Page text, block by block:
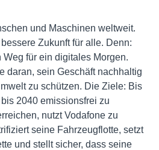
und Maschinen weltweit.
Zukunft für alle. Denn:
für ein digitales Morgen.
daran, sein Geschäft nachhaltig
zu schützen. Die Ziele: Bis
2040 emissionsfrei zu
nutzt Vodafone zu
seine Fahrzeugflotte, setzt
und stellt sicher, dass seine